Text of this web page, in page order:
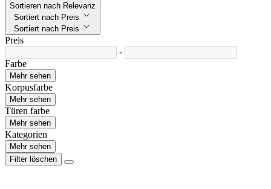
Sortieren nach Relevanz
Sortiert nach Preis
Sortiert nach Preis
Preis
-
Farbe
Mehr sehen
Korpusfarbe
Mehr sehen
Türen farbe
Mehr sehen
Kategorien
Mehr sehen
Filter löschen